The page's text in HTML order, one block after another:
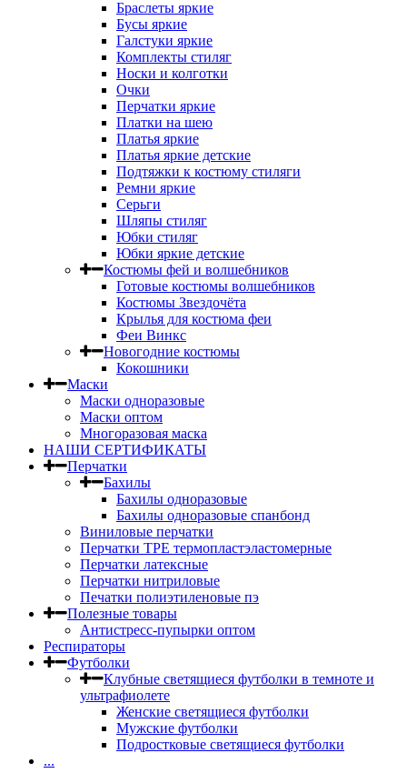
Браслеты яркие
Бусы яркие
Галстуки яркие
Комплекты стиляг
Носки и колготки
Очки
Перчатки яркие
Платки на шею
Платья яркие
Платья яркие детские
Подтяжки к костюму стиляги
Ремни яркие
Серьги
Шляпы стиляг
Юбки стиляг
Юбки яркие детские
Костюмы фей и волшебников
Готовые костюмы волшебников
Костюмы Звездочёта
Крылья для костюма феи
Феи Винкс
Новогодние костюмы
Кокошники
Маски
Маски одноразовые
Маски оптом
Многоразовая маска
НАШИ СЕРТИФИКАТЫ
Перчатки
Бахилы
Бахилы одноразовые
Бахилы одноразовые спанбонд
Виниловые перчатки
Перчатки TPE термопластэластомерные
Перчатки латексные
Перчатки нитриловые
Печатки полиэтиленовые пэ
Полезные товары
Антистресс-пупырки оптом
Респираторы
Футболки
Клубные светящиеся футболки в темноте и
ультрафиолете
Женские светящиеся футболки
Мужские футболки
Подростковые светящиеся футболки
...